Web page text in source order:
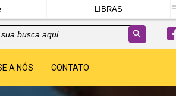
LIBRAS
A NÓS CONTATO